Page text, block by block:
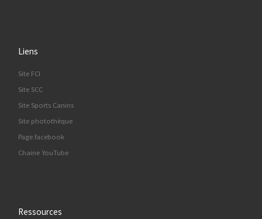
Liens
Site FCI
Site SCC
Site Sports Canins
Site photothèque
Page facebook
Chaine YouTube
Ressources